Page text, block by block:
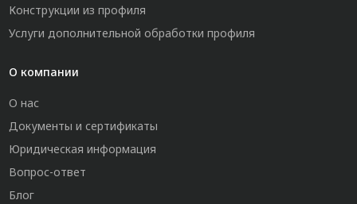
Конструкции из профиля
Услуги дополнительной обработки профиля
О компании
О нас
Документы и сертификаты
Юридическая информация
Вопрос-ответ
Блог